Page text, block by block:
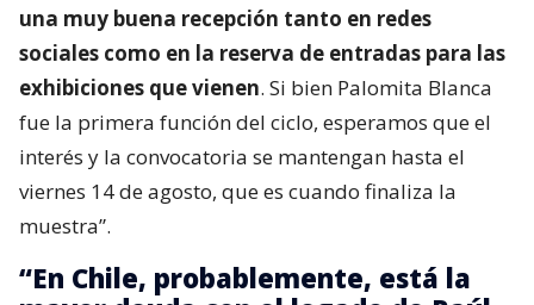
una muy buena recepción tanto en redes
sociales como en la reserva de entradas para las
exhibiciones que vienen. Si bien Palomita Blanca
fue la primera función del ciclo, esperamos que el
interés y la convocatoria se mantengan hasta el
viernes 14 de agosto, que es cuando finaliza la
muestra”.
“En Chile, probablemente, está la